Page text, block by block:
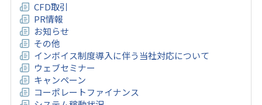
CFD取引
PR情報
お知らせ
その他
インボイス制度導入に伴う当社対応について
ウェブセミナー
キャンペーン
コーポレートファイナンス